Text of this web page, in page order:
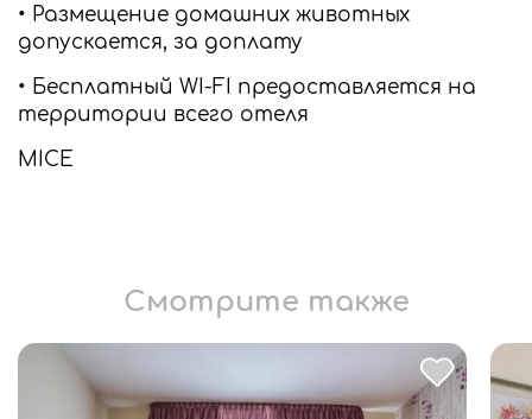
• Размещение домашних животных
допускается, за доплату
• Бесплатный WI-FI предоставляется на
территории всего отеля
MICE
Смотрите также